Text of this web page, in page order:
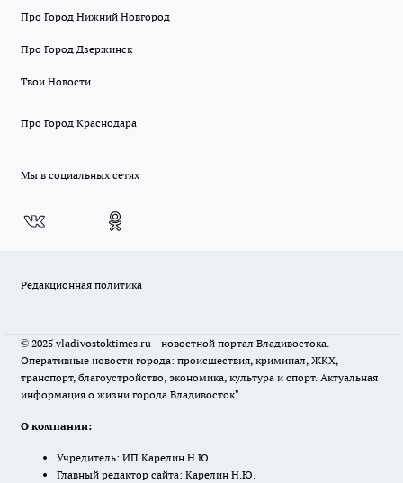
Про Город Нижний Новгород
Про Город Дзержинск
Твои Новости
Про Город Краснодара
Мы в социальных сетях
Редакционная политика
© 2025 vladivostoktimes.ru - новостной портал Владивостока.
Оперативные новости города: происшествия, криминал, ЖКХ,
транспорт, благоустройство, экономика, культура и спорт. Актуальная
информация о жизни города Владивосток"
О компании:
Учредитель: ИП Карелин Н.Ю
Главный редактор сайта: Карелин Н.Ю.